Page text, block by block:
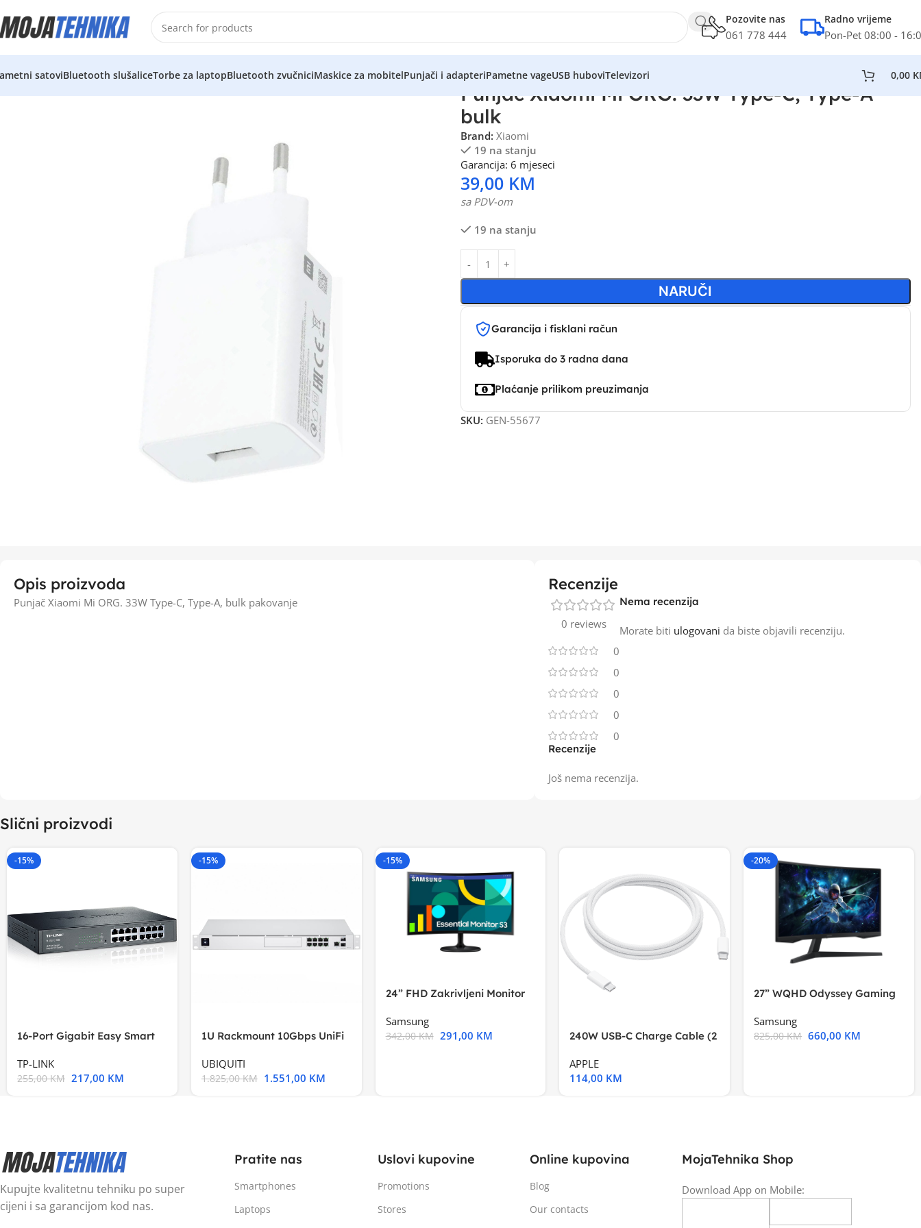
Pozovite nas
061 778 444
Radno vrijeme
Pon-Pet 08:00 -
satoviBluetooth slušaliceTorbe za laptopBluetooth zvučniciMaskice za mobitelPunjači i adapteriPametne vageUSB huboviTelevizori 0,00
Punjač Xiaomi Mi ORG. 33W Type-C, Type-A
bulk
Brand: Xiaomi
19 na stanju
Garancija: 6 mjeseci
39,00 KM
sa PDV-om
19 na stanju
NARUČI
Garancija i fisklani račun
Isporuka do 3 radna dana
Plaćanje prilikom preuzimanja
SKU: GEN-55677
Opis proizvoda
Punjač Xiaomi Mi ORG. 33W Type-C, Type-A, bulk pakovanje
Recenzije
0 reviews
0
0
0
0
0
Recenzije
Još nema recenzija.
Nema recenzija
Morate biti ulogovani da biste objavili recenziju.
Slični proizvodi
-15%
16-Port Gigabit Easy Smart
TP-LINK
255,00KM 217,00 KM
-15%
1U Rackmount 10Gbps UniFi
UBIQUITI
1.825,00KM 1.551,00 KM
-15%
24” FHD Zakrivljeni Monitor
Samsung
342,00KM 291,00 KM
240W USB-C Charge Cable (2
APPLE
114,00 KM
-20%
27” WQHD Odyssey Gaming
Samsung
825,00KM 660,00 KM
Kupujte kvalitetnu tehniku po super
cijeni i sa garancijom kod nas.
Pratite nas
Smartphones
Laptops
Uslovi kupovine
Promotions
Stores
Online kupovina
Blog
Our contacts
MojaTehnika Shop
Download App on Mobile: